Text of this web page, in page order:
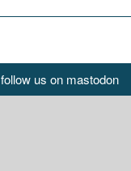
follow us on mastodon